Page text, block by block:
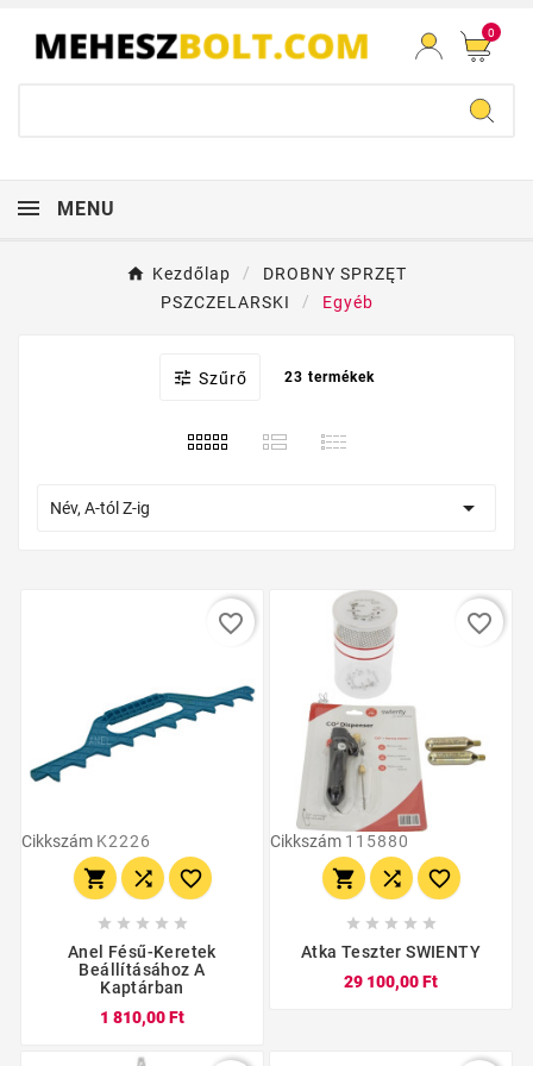
0
MENU
Kezdőlap
DROBNY SPRZĘT
PSZCZELARSKI
Egyéb
 Szűrő 23 termékek
Név, A-tól Z-ig 
Cikkszám K2226
  
    
Anel Fésű-Keretek
Beállításához A
Kaptárban
1 810,00 Ft
favorite_border
Cikkszám 115880
  
    
Atka Teszter SWIENTY
29 100,00 Ft
favorite_border